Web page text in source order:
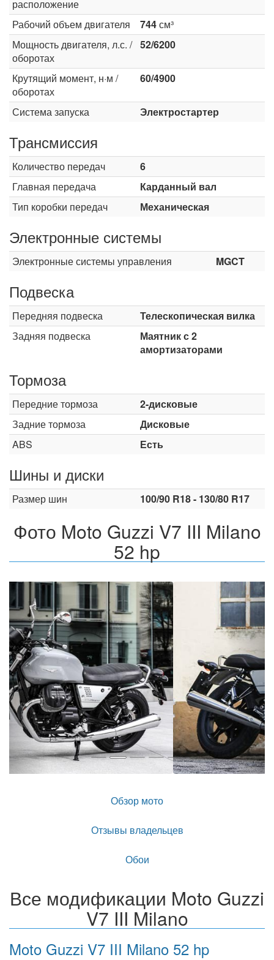
расположение
Рабочий объем двигателя
744см³
Мощность двигателя, л.с. /
оборотах
52/6200
Крутящий момент, н·м /
оборотах
60/4900
Система запуска Электростартер
Трансмиссия
Количество передач
6
Главная передача
Карданный вал
Тип коробки передач
Механическая
Электронные системы
Электронные системы управления MGCT
Подвеска
Передняя подвеска
Телескопическая вилка
Задняя подвеска
Маятник с 2
амортизаторами
Тормоза
Передние тормоза
2-дисковые
Задние тормоза
Дисковые
ABS
Есть
Шины и диски
Размер шин 100/90 R18 - 130/80 R17
Фото Moto Guzzi V7 III Milano
52 hp
Назад
Обзор мото
Отзывы владельцев
Обои
Все модификации Moto Guzzi
V7 III Milano
Moto Guzzi V7 III Milano 52 hp